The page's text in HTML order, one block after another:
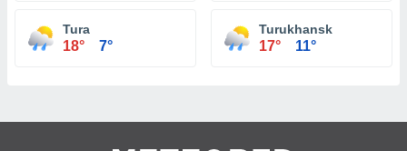
Tura
18° 7°
Turukhansk
17° 11°